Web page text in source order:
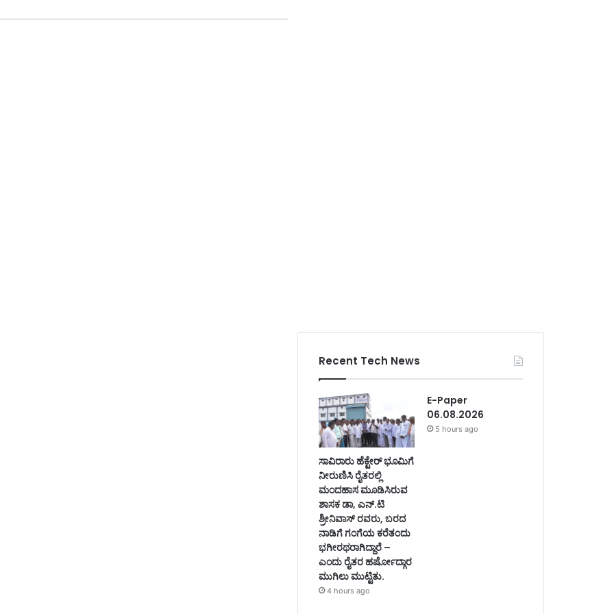
Recent Tech News
ಸಾವಿರಾರು ಹೆಕ್ಟೇರ್ ಭೂಮಿಗೆ
ನೀರುಣಿಸಿ ರೈತರಲ್ಲಿ
ಮಂದಹಾಸ ಮೂಡಿಸಿರುವ
ಶಾಸಕ ಡಾ, ಎನ್.ಟಿ
ಶ್ರೀನಿವಾಸ್ ರವರು, ಬರದ
ನಾಡಿಗೆ ಗಂಗೆಯ ಕರೆತಂದು
ಭಗೀರಥರಾಗಿದ್ದಾರೆ –
ಎಂದು ರೈತರ ಹರ್ಷೋದ್ಗಾರ
ಮುಗಿಲು ಮುಟ್ಟಿತು.
4 hours ago
E-Paper
06.08.2026
5 hours ago